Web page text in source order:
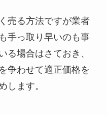
売る方法ですが業者
手っ取り早いのも事
る場合はさておき、
争わせて適正価格を
します。